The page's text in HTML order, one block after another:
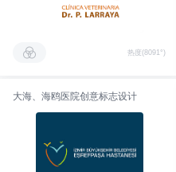
热度(8091°)
大海、海鸥医院创意标志设计